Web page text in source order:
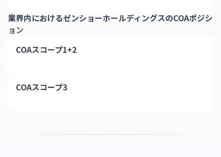
業界内におけるゼンショーホールディングスのCOAポジシ
ョン
COAスコープ1+2
COAスコープ3